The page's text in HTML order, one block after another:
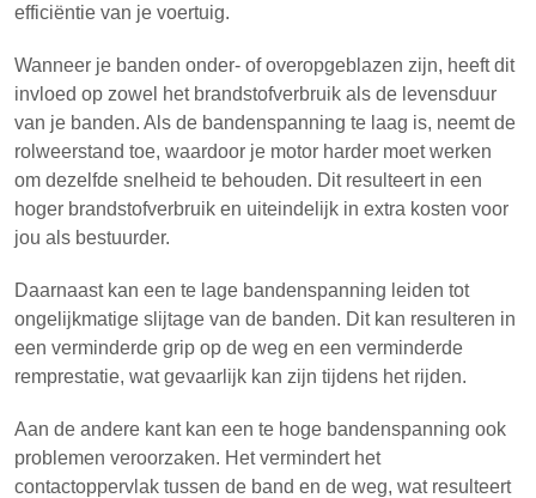
efficiëntie van je voertuig.
Wanneer je banden onder- of overopgeblazen zijn, heeft dit
invloed op zowel het brandstofverbruik als de levensduur
van je banden. Als de bandenspanning te laag is, neemt de
rolweerstand toe, waardoor je motor harder moet werken
om dezelfde snelheid te behouden. Dit resulteert in een
hoger brandstofverbruik en uiteindelijk in extra kosten voor
jou als bestuurder.
Daarnaast kan een te lage bandenspanning leiden tot
ongelijkmatige slijtage van de banden. Dit kan resulteren in
een verminderde grip op de weg en een verminderde
remprestatie, wat gevaarlijk kan zijn tijdens het rijden.
Aan de andere kant kan een te hoge bandenspanning ook
problemen veroorzaken. Het vermindert het
contactoppervlak tussen de band en de weg, wat resulteert